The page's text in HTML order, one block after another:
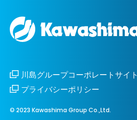
川島グループコーポレートサイト
プライバシーポリシー
© 2023 Kawashima Group Co.,Ltd.